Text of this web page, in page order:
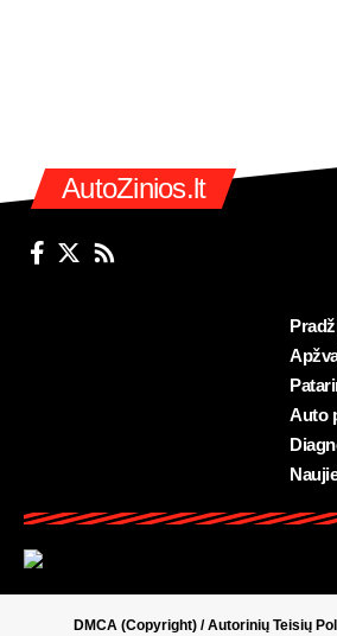
AutoZinios.lt
Auto
DMCA (Copyright) / Autorinių Teisių